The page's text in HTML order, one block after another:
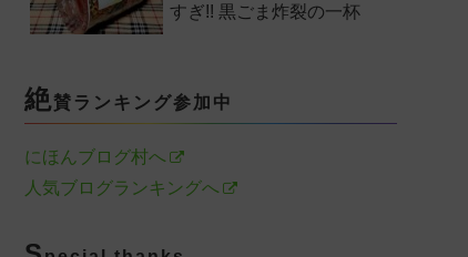
すぎ!! 黒ごま炸裂の一杯
絶賛ランキング参加中
にほんブログ村へ
人気ブログランキングへ